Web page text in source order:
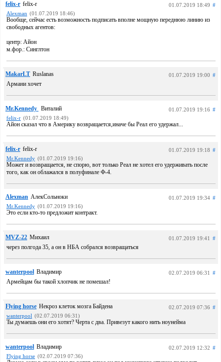
felix-r felix-r 01.07.2019 18:49 #
Alexman (01.07.2019 18:46)
Вообще, сейчас есть возможность подписать вполне мощную переднюю линию из
свободных агентов:
центр: Айон
м.фор.: Синглтон
MakarLT Ruslanas 01.07.2019 19:00 #
Армани хочет
Mr.Kennedy Виталий 01.07.2019 19:16 #
felix-r (01.07.2019 18:49)
Айон сказал что в Америку возвращается,иначе бы Реал его удержал...
felix-r felix-r 01.07.2019 19:18 #
Mr.Kennedy (01.07.2019 19:16)
Может и возвращается, не спорю, вот только Реал не хотел его удерживать после
того, как он облажался в полуфинале Ф-4.
Alexman АлекСольноки 01.07.2019 19:34 #
Mr.Kennedy (01.07.2019 19:16)
Это если кто-то предложит контракт.
MVZ-22 Михаил 01.07.2019 19:41 #
через полгода 35, а он в НБА собрался возвращаться
wanterpool Владимир 02.07.2019 06:31 #
Армейцам бы такой хлопчик не помешал!
Flying horse Некроз клеток мозга Байдена 02.07.2019 07:36 #
wanterpool (02.07.2019 06:31)
Ты думаешь они его хотят? Черта с два. Привезут какого нить ноунейма
wanterpool Владимир 02.07.2019 12:32 #
Flying horse (02.07.2019 07:36)